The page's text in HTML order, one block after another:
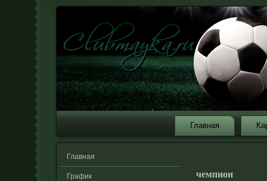
Главная
Главная
График чемпион